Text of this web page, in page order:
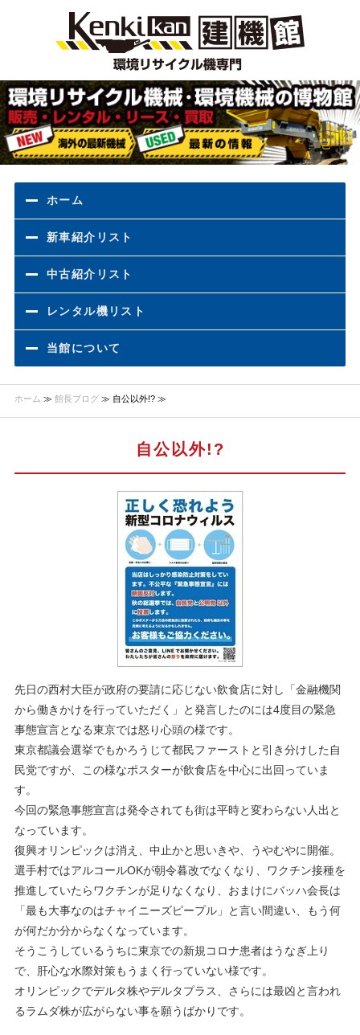
ホーム
新車紹介リスト
中古紹介リスト
レンタル機リスト
当館について
ホーム ≫ 館長ブログ≫ 自公以外!? ≫
自公以外!?
先日の西村大臣が政府の要請に応じない飲食店に対し「金融機関
から働きかけを行っていただく」と発言したのには4度目の緊急
事態宣言となる東京では怒り心頭の様です。
東京都議会選挙でもかろうじて都民ファーストと引き分けした自
民党ですが、この様なポスターが飲食店を中心に出回っていま
す。
今回の緊急事態宣言は発令されても街は平時と変わらない人出と
なっています。
復興オリンピックは消え、中止かと思いきや、うやむやに開催。
選手村ではアルコールOKが朝令暮改でなくなり、ワクチン接種を
推進していたらワクチンが足りなくなり、おまけにバッハ会長は
「最も大事なのはチャイニーズピープル」と言い間違い、もう何
が何だか分からなくなっています。
そうこうしているうちに東京での新規コロナ患者はうなぎ上り
で、肝心な水際対策もうまく行っていない様です。
オリンピックでデルタ株やデルタプラス、さらには最凶と言われ
るラムダ株が広がらない事を願うばかりです。